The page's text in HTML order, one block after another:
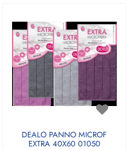
DEALO PANNO MICROF
EXTRA 40X60 01050